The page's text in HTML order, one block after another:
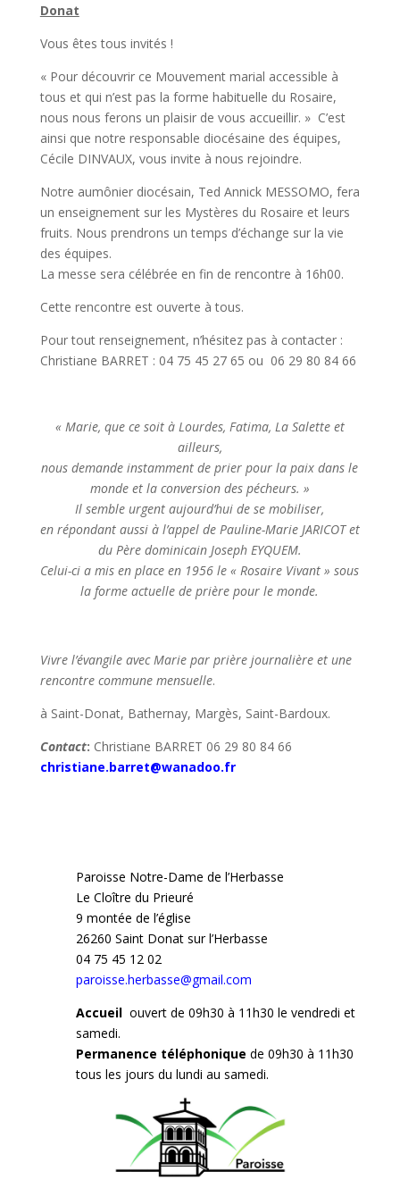
Donat
Vous êtes tous invités !
« Pour découvrir ce Mouvement marial accessible à
tous et qui n’est pas la forme habituelle du Rosaire,
nous nous ferons un plaisir de vous accueillir. » C’est
ainsi que notre responsable diocésaine des équipes,
Cécile DINVAUX, vous invite à nous rejoindre.
Notre aumônier diocésain, Ted Annick MESSOMO, fera
un enseignement sur les Mystères du Rosaire et leurs
fruits. Nous prendrons un temps d’échange sur la vie
des équipes.
La messe sera célébrée en fin de rencontre à 16h00.
Cette rencontre est ouverte à tous.
Pour tout renseignement, n’hésitez pas à contacter :
Christiane BARRET : 04 75 45 27 65 ou 06 29 80 84 66
« Marie, que ce soit à Lourdes, Fatima, La Salette et
ailleurs,
nous demande instamment de prier pour la paix dans le
monde et la conversion des pécheurs. »
Il semble urgent aujourd’hui de se mobiliser,
en répondant aussi à l’appel de Pauline-Marie JARICOT et
du Père dominicain Joseph EYQUEM.
Celui-ci a mis en place en 1956 le « Rosaire Vivant » sous
la forme actuelle de prière pour le monde.
Vivre l’évangile avec Marie par prière journalière et une
rencontre commune mensuelle.
à Saint-Donat, Bathernay, Margès, Saint-Bardoux.
Contact: Christiane BARRET 06 29 80 84 66
christiane.barret@wanadoo.fr
Paroisse Notre-Dame de l’Herbasse
Le Cloître du Prieuré
9 montée de l’église
26260 Saint Donat sur l’Herbasse
04 75 45 12 02
paroisse.herbasse@gmail.com
Accueil ouvert de 09h30 à 11h30 le vendredi et
samedi.
Permanence téléphonique de 09h30 à 11h30
tous les jours du lundi au samedi.